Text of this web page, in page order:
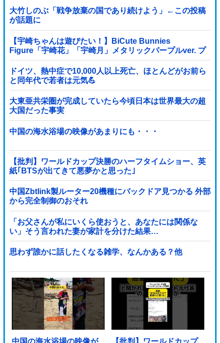
大竹しのぶ「戦争放棄の国であり続けよう」←この投稿
が話題に
【宇崎ちゃんは遊びたい！】BiCute Bunnies
Figure「宇崎花」「宇崎月」メタリックパープルver. プ
ライズフィギュア【ラウンドワン限定で展開決定】
ドイツ、熱中症で10,000人以上死亡、ほとんどがお前ら
と同年代で若者は元気💪
大東亜共栄圏が完成していたら今頃日本は世界最大の超
大国だった事実
中国の海水浴場の映像があまりにも・・・
【批判】ワールドカップ決勝のハーフタイムショー、英
紙｢BTSが出てきて悪夢かと思った｣
中国Zbtlink製ルーター20機種にバックドア見つかる 外部
から完全制御のおそれ
「お父さんが私にいくら使おうと、あなたには関係な
い」そう言われた妻が家計を分けた結果…
思わず誰かに話したくなる雑学、なんかある？他